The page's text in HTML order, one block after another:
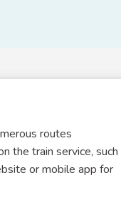
routes
the train service, such
or mobile app for